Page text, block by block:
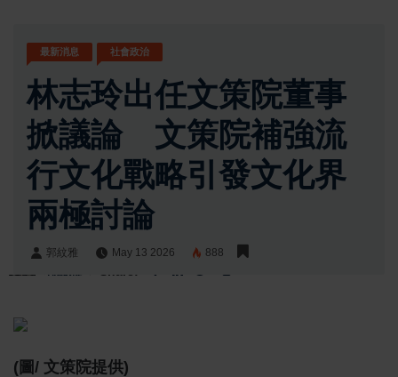
最新消息 社會政治
林志玲出任文策院董事
掀議論 文策院補強流
行文化戰略引發文化界
兩極討論
郭紋雅 May 13 2026 888
(圖/ 文策院提供)